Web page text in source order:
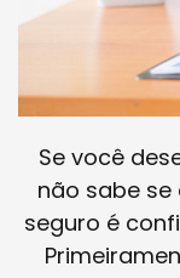
Se você
não sabe
seguro é